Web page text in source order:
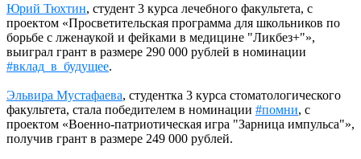
Юрий Тюхтин, студент 3 курса лечебного факультета, с
проектом «Просветительская программа для школьников по
борьбе с лженаукой и фейками в медицине "Ликбез+"»,
выиграл грант в размере 290 000 рублей в номинации
#вклад_в_будущее.
Эльвира Мустафаева, студентка 3 курса стоматологического
факультета, стала победителем в номинации #помни, с
проектом «Военно-патриотическая игра "Зарница импульса"»,
получив грант в размере 249 000 рублей.